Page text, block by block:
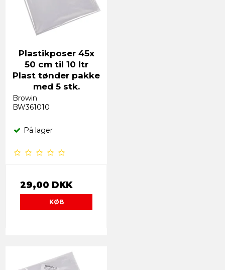
Plastikposer 45x
50 cm til 10 ltr
Plast tønder pakke
med 5 stk.
Browin
BW361010
På lager
29,00 DKK
KØB